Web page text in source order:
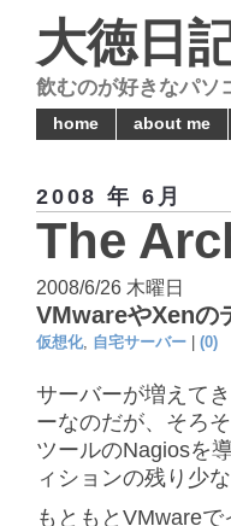
大徳日
飲むのが好きなパソ
home about me
2008 年 6月
The
2008/6/26 木曜日
VMwareやXenの
仮想化, 自宅サーバー (0)
サーバーが増えて
ーなのだが、そろ
ツールのNagiosを
ィションの残り少
もともとVMware